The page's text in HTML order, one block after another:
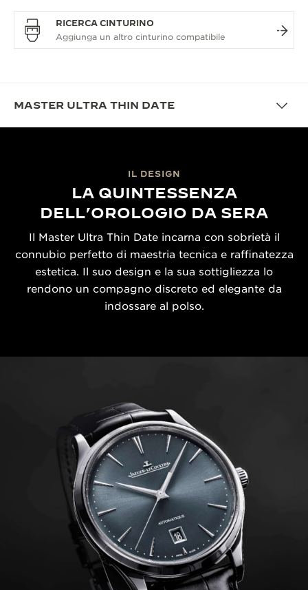
RICERCA CINTURINO
MASTER ULTRA THIN DATE
IL DESIGN
LA QUINTESSENZA
DELL’OROLOGIO DA SERA
Il Master Ultra Thin Date incarna con sobrietà il
connubio perfetto di maestria tecnica e raffinatezza
estetica. Il suo design e la sua sottigliezza lo
rendono un compagno discreto ed elegante da
indossare al polso.